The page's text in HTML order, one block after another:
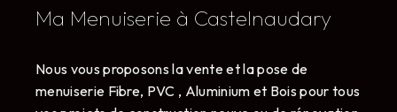
Ma Menuiserie à Castelnaudary
Nous vous proposons la vente et la pose de
menuiserie Fibre, PVC , Aluminium et Bois pour tous